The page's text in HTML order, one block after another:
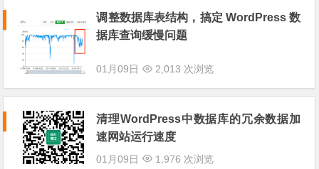
调整数据库表结构，搞定 WordPress 数
据库查询缓慢问题
01月09日 2,013 次浏览
清理WordPress中数据库的冗余数据加
速网站运行速度
01月09日 1,976 次浏览